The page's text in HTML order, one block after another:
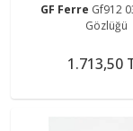
GF Ferre Gf912
Gözlüğü
1.713,50